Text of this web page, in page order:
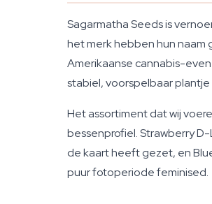
Sagarmatha Seeds is
het merk hebben hun naam
Amerikaanse cannabis-
stabiel, voorspelbaar
Het assortiment dat wij
bessenprofiel. Strawberry
de kaart heeft gezet, en
puur fotoperiode feminised.